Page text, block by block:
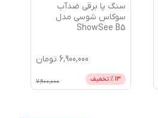
سنگ پا برقی ضدآب
سوکاس شوسی مدل
ShowSee B5
6,900,000 تومان
13 % تخفیف 7,900,000